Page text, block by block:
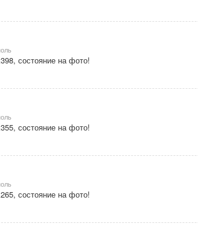
состояние на фото!
состояние на фото!
состояние на фото!